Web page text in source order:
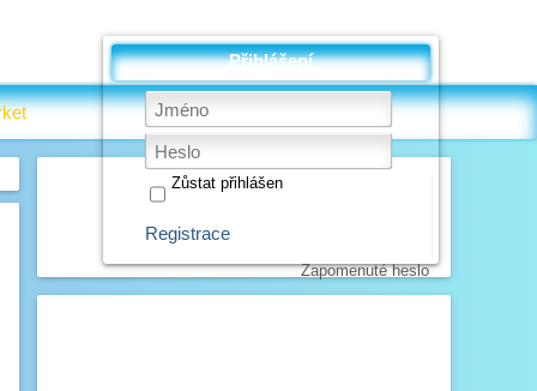
Přihlášení
Zůstat přihlášen
Registrace
Zapomenuté heslo